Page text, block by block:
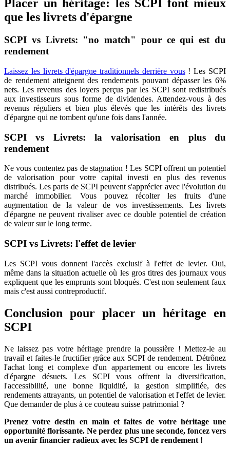
Placer un héritage: les SCPI font mieux
que les livrets d'épargne
SCPI vs Livrets: "no match" pour ce qui est du
rendement
Laissez les livrets d'épargne traditionnels derrière vous! Les SCPI
de rendement atteignent des rendements pouvant dépasser les 6%
nets. Les revenus des loyers perçus par les SCPI sont redistribués
aux investisseurs sous forme de dividendes. Attendez-vous à des
revenus réguliers et bien plus élevés que les intérêts des livrets
d'épargne qui ne tombent qu'une fois dans l'année.
SCPI vs Livrets: la valorisation en plus du
rendement
Ne vous contentez pas de stagnation ! Les SCPI offrent un potentiel
de valorisation pour votre capital investi en plus des revenus
distribués. Les parts de SCPI peuvent s'apprécier avec l'évolution du
marché immobilier. Vous pouvez récolter les fruits d'une
augmentation de la valeur de vos investissements. Les livrets
d'épargne ne peuvent rivaliser avec ce double potentiel de création
de valeur sur le long terme.
SCPI vs Livrets: l'effet de levier
Les SCPI vous donnent l'accès exclusif à l'effet de levier. Oui,
même dans la situation actuelle où les gros titres des journaux vous
expliquent que les emprunts sont bloqués. C'est non seulement faux
mais c'est aussi contreproductif.
Conclusion pour placer un héritage en
SCPI
Ne laissez pas votre héritage prendre la poussière ! Mettez-le au
travail et faites-le fructifier grâce aux SCPI de rendement. Détrônez
l'achat long et complexe d'un appartement ou encore les livrets
d'épargne désuets. Les SCPI vous offrent la diversification,
l'accessibilité, une bonne liquidité, la gestion simplifiée, des
rendements attrayants, un potentiel de valorisation et l'effet de levier.
Que demander de plus à ce couteau suisse patrimonial ?
Prenez votre destin en main et faites de votre héritage une
opportunité florissante. Ne perdez plus une seconde, foncez vers
un avenir financier radieux avec les SCPI de rendement !